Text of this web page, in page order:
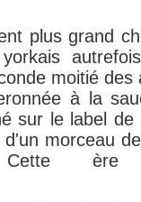
plus grand
moitié
à la
sur le label de
d'un morceau
ère